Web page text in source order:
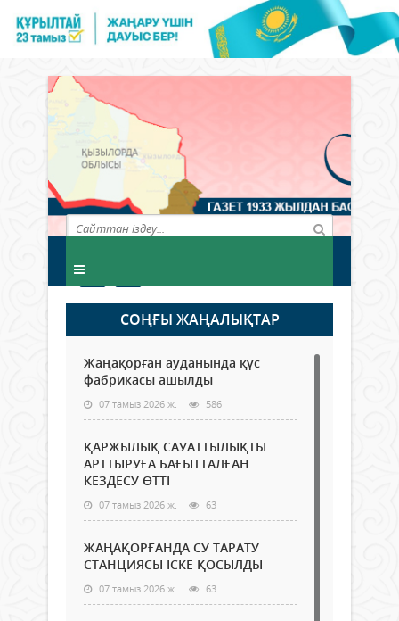
СОҢҒЫ ЖАҢАЛЫҚТАР
Жаңақорған ауданында құс
фабрикасы ашылды
07 тамыз 2026 ж. 586
ҚАРЖЫЛЫҚ САУАТТЫЛЫҚТЫ
АРТТЫРУҒА БАҒЫТТАЛҒАН
КЕЗДЕСУ ӨТТІ
07 тамыз 2026 ж. 63
ЖАҢАҚОРҒАНДА СУ ТАРАТУ
СТАНЦИЯСЫ ІСКЕ ҚОСЫЛДЫ
07 тамыз 2026 ж. 63